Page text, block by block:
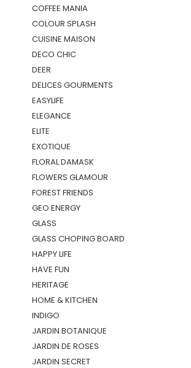
COFFEE MANIA
COLOUR SPLASH
CUISINE MAISON
DECO CHIC
DEER
DELICES GOURMENTS
EASYLIFE
ELEGANCE
ELITE
EXOTIQUE
FLORAL DAMASK
FLOWERS GLAMOUR
FOREST FRIENDS
GEO ENERGY
GLASS
GLASS CHOPING BOARD
HAPPY LIFE
HAVE FUN
HERITAGE
HOME & KITCHEN
INDIGO
JARDIN BOTANIQUE
JARDIN DE ROSES
JARDIN SECRET